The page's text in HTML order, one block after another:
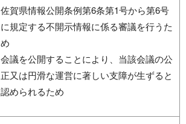
佐賀県情報公開条例第6条第1号から第6号
に規定する不開示情報に係る審議を行うた
め
会議を公開することにより、当該会議の公
正又は円滑な運営に著しい支障が生ずると
認められるため